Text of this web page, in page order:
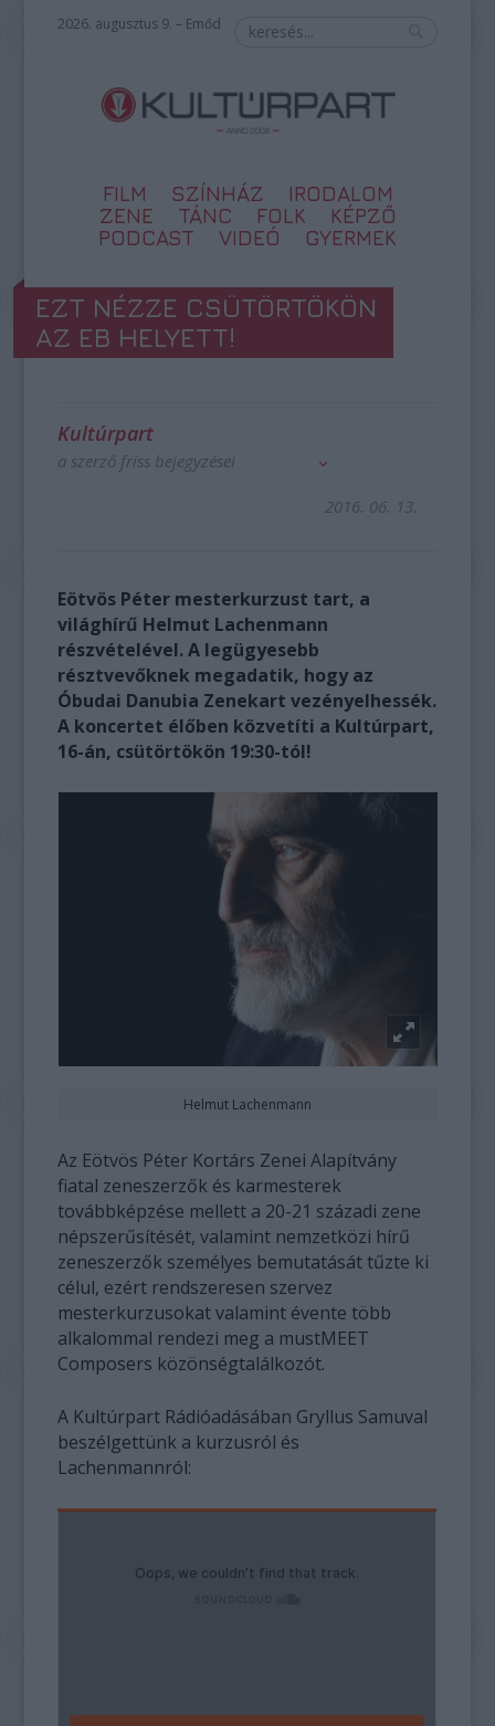
2026. augusztus 9. – Emőd
FILM SZÍNHÁZ
IRODALOM
ZENE
TÁNC FOLK
KÉPZŐ
PODCAST
VIDEÓ GYERMEK
EZT NÉZZE CSÜTÖRTÖKÖN
AZ EB HELYETT!
Kultúrpart
a szerző friss bejegyzései
2016. 06. 13.
Eötvös Péter mesterkurzust tart, a
világhírű Helmut Lachenmann
részvételével. A legügyesebb
résztvevőknek megadatik, hogy az
Óbudai Danubia Zenekart vezényelhessék.
A koncertet élőben közvetíti a Kultúrpart,
16-án, csütörtökön 19:30-tól!
Helmut Lachenmann
Az Eötvös Péter Kortárs Zenei Alapítvány
fiatal zeneszerzők és karmesterek
továbbképzése mellett a 20-21 századi zene
népszerűsítését, valamint nemzetközi hírű
zeneszerzők személyes bemutatását tűzte ki
célul, ezért rendszeresen szervez
mesterkurzusokat valamint évente több
alkalommal rendezi meg a mustMEET
Composers közönségtalálkozót.
A Kultúrpart Rádióadásában Gryllus Samuval
beszélgettünk a kurzusról és
Lachenmannról: